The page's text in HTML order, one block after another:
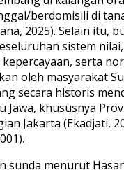
berdomisili di
2025). Selain itu,
sistem
serta
oleh masyarakat
secara historis
Jawa, khususnya
Jakarta (Ekadjati,
sunda menurut